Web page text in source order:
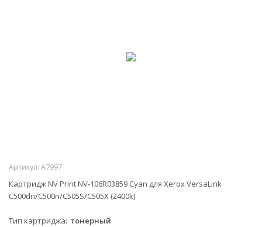
Артикул: A7997
Картридж NV Print NV-106R03859 Cyan для Xerox VersaLink
C500dn/C500n/C505S/C505X (2400k)
Тип картриджа тонерный